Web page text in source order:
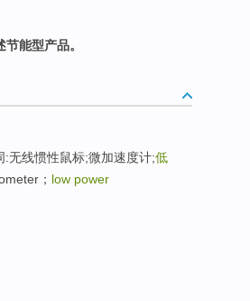
能型产品。
无线惯性鼠标;微加速度计;低
； low power